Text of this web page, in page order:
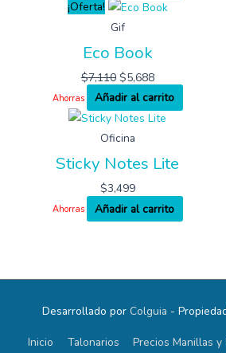
¡Oferta!
Gif
Eco Book
$7,110 $5,688
Ahorras Añadir al carrito
Oficina
Sticky Notes Lite
$3,499
Ahorras Añadir al carrito
Desarrollado por Colguia -
Inicio Talonarios Precios Manillas y